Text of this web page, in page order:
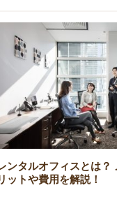
ンタルオフィスとは？
ットや費用を解説！